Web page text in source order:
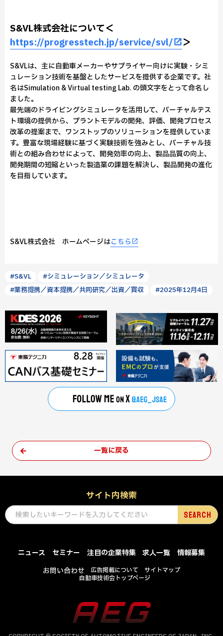
S&VL株式会社について＜
https://progresstech.jp/service/svl/
＞
S&VLは、主に自動車メーカーやサプライヤー向けに実験・シミ
ュレーション技術を基盤としたサービスを提供する企業です。社
名はSimulation & Virtual testing Lab. の頭文字をとって命名し
ました。
最先端のドライビングシミュレータを活用して、バーチャルテス
ト環境の提供から、プラントモデルの開発、評価、開発プロセス
改革の提案まで、ワンストップのソリューションを提供していま
す。豊富な現場経験に基づく実験技術を強みとし、バーチャル技
術との組み合わせによって、開発効率の向上、製品品質の向上、
開発期間の短縮といった製造業の課題を解決し、製品開発の進化
を目指しています。
S&VL株式会社 ホームページはこちら
#S&VL
#シミュレーション／シミュレータ
#業務提携／資本提携／共同研究／出資／買収
#2025年12月4日
一覧に戻る
サイト内検索
ニュース セミナー 注目の企業特集 求人一覧
情報募集
お問い合わせ
広告掲載について
サイトマップ
自動車技術会トップページ